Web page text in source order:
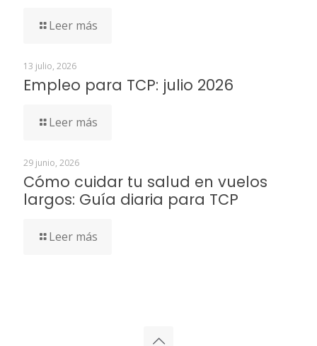
Leer más
13 julio, 2026
Empleo para TCP: julio 2026
Leer más
29 junio, 2026
Cómo cuidar tu salud en vuelos
largos: Guía diaria para TCP
Leer más